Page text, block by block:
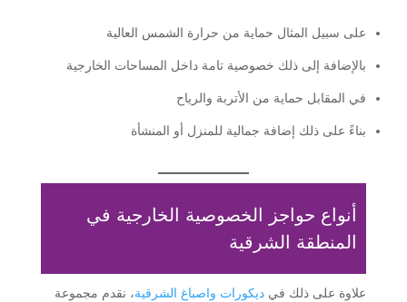
على سبيل المثال حماية من حرارة الشمس العالية
بالإضافة إلى ذلك خصوصية تامة داخل المساحات الخارجية
في المقابل حماية من الأتربة والرياح
بناءً على ذلك إضافة جمالية للمنزل أو المنشأة
أنواع حواجز الخصوصية الخارجية في
المنطقة الشرقية
علاوة على ذلك في ديكورات واصباغ الشرقية، نقدم مجموعة